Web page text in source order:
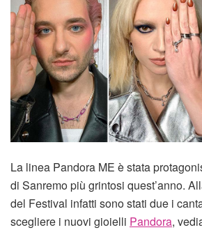
La linea Pandora ME è stata
di Sanremo più grintosi quest’anno.
del Festival infatti sono stati due i
scegliere i nuovi gioielli Pandora,